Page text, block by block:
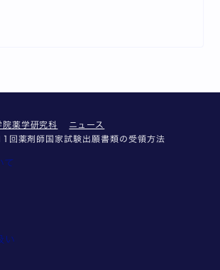
薬学研究科
ニュース
回薬剤師国家試験出願書類の受領方法
て
い